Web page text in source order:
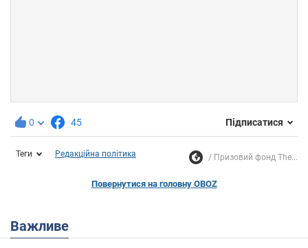
0 45 Підписатися
Теги Редакційна політика Призовий фонд The...
Повернутися на головну OBOZ
Важливе